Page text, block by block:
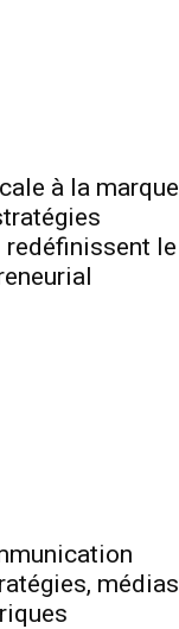
à la marque
redéfinissent le
médias